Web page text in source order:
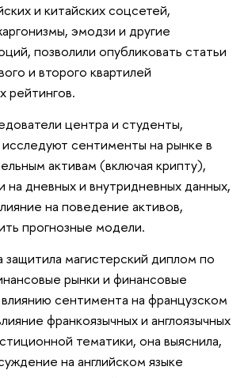
и китайских соцсетей,
эмодзи и другие
позволили опубликовать статьи
и второго квартилей
рейтингов.
центра и студенты,
сентименты на рынке в
активам (включая крипту),
на дневных и внутридневных данных,
на поведение активов,
прогнозные модели.
защитила магистерский диплом по
рынки и финансовые
сентимента на французском
франкоязычных и англоязычных
тематики, она выяснила,
на английском языке